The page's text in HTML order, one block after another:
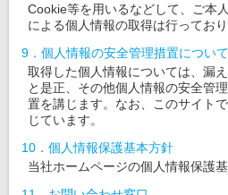
Cookie等を用いるなどして、ご本
による個人情報の取得は行っており
9．個人情報の安全管理措置について
取得した個人情報については、漏
と是正、その他個人情報の安全管
置を講じます。なお、このサイト
じています。
10．個人情報保護基本方針
当社ホームページの個人情報保護